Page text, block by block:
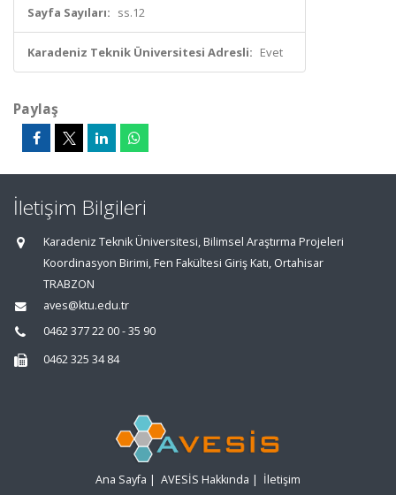
Sayfa Sayıları: ss.12
Karadeniz Teknik Üniversitesi Adresli: Evet
Paylaş
İletişim Bilgileri
Karadeniz Teknik Üniversitesi, Bilimsel Araştırma Projeleri
Koordinasyon Birimi, Fen Fakültesi Giriş Katı, Ortahisar
TRABZON
aves@ktu.edu.tr
0462 377 22 00 - 35 90
0462 325 34 84
Ana Sayfa | AVESİS Hakkında | İletişim